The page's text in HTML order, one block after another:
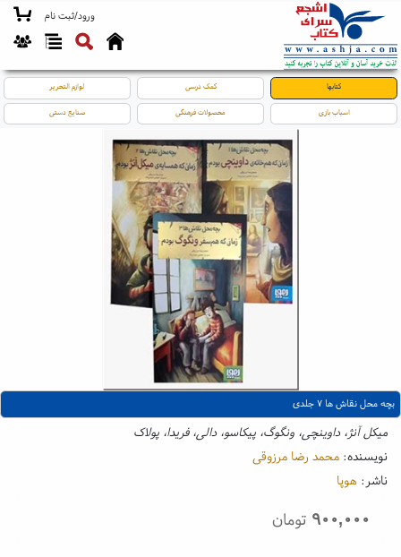
ورود/ثبت نام
کتابها کمک درسی لوازم التحریر
اسباب بازی محصولات فرهنگی صنایع دستی
بچه محل نقاش ها ۷ جلدی
میکل آنژ، داوینچی، ونگوگ، پیکاسو، دالی، فریدا، پولاک
نویسنده: محمد رضا مرزوقی
ناشر: هوپا
۹۰۰,۰۰۰ تومان